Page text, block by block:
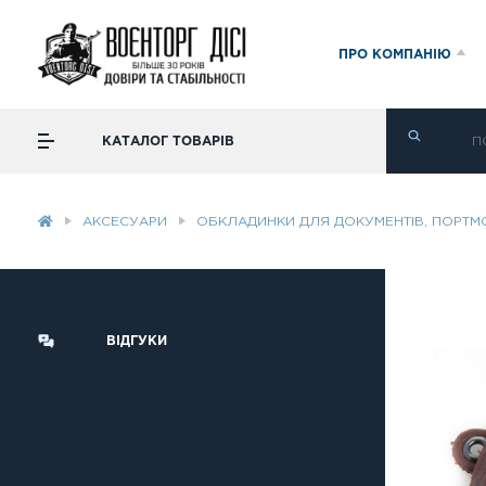
ПРО КОМПАНІЮ
КАТАЛОГ ТОВАРІВ
АКСЕСУАРИ ОБКЛАДИНКИ ДЛЯ ДОКУМЕНТІВ,
ВІДГУКИ